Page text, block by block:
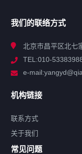
解决方案
联系方式
我们的联络方式
北京市昌平区北七
TEL:010-
e-
机构链接
联系方式
关于我们
常见问题